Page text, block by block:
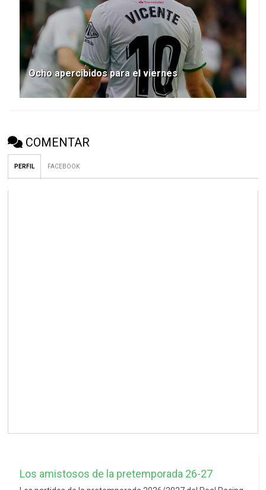
Ocho apercibidos para el viernes
COMENTAR
PERFIL FACEBOOK
Los amistosos de la pretemporada 26-27